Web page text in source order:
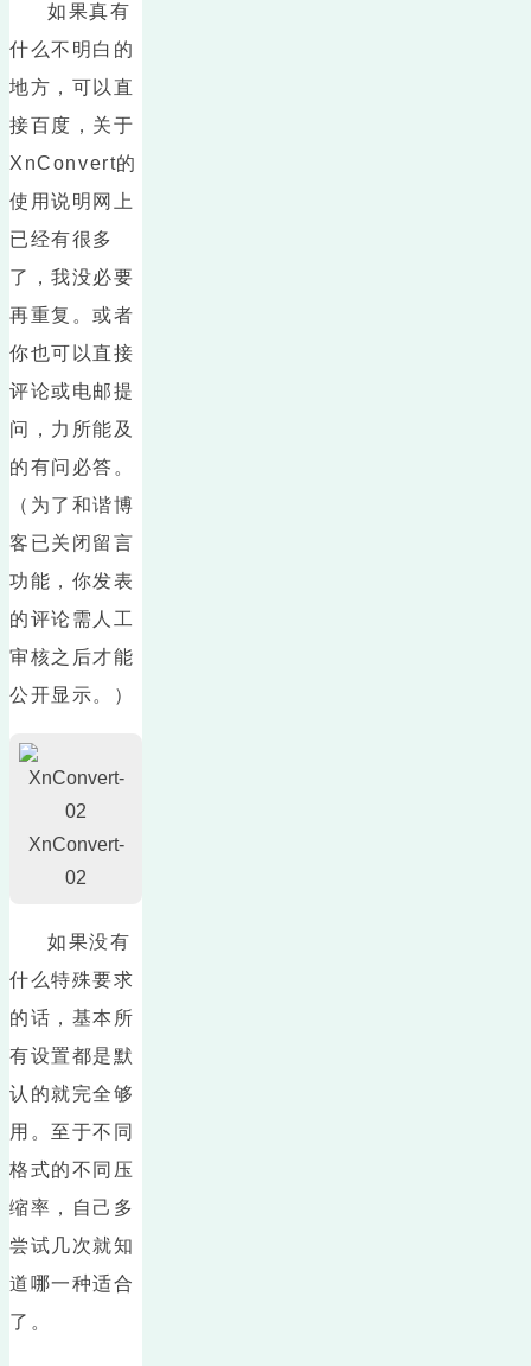
如果真有
什么不明白的
地方，可以直
接百度，关于
XnConvert的
使用说明网上
已经有很多
了，我没必要
再重复。或者
你也可以直接
评论或电邮提
问，力所能及
的有问必答。
（为了和谐博
客已关闭留言
功能，你发表
的评论需人工
审核之后才能
公开显示。）
XnConvert-
02
如果没有
什么特殊要求
的话，基本所
有设置都是默
认的就完全够
用。至于不同
格式的不同压
缩率，自己多
尝试几次就知
道哪一种适合
了。